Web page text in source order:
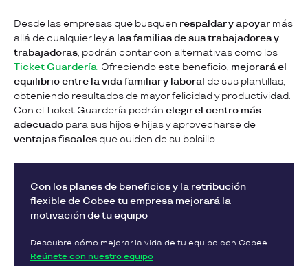
Desde las empresas que busquen respaldar y apoyar más
allá de cualquier leya las familias de sus trabajadores y
trabajadoras, podrán contar con alternativas como los
Ticket Guardería. Ofreciendo este beneficio, mejorará el
equilibrio entre la vida familiar y laboral de sus plantillas,
obteniendo resultados de mayor felicidad y productividad.
Con el Ticket Guardería podrán elegir el centro más
adecuado para sus hijos e hijas y aprovecharse de
ventajas fiscales que cuiden de su bolsillo.
Con los planes de beneficios y la retribución
flexible de Cobee tu empresa mejorará la
motivación de tu equipo
Descubre cómo mejorar la vida de tu equipo con Cobee.
Reúnete con nuestro equipo